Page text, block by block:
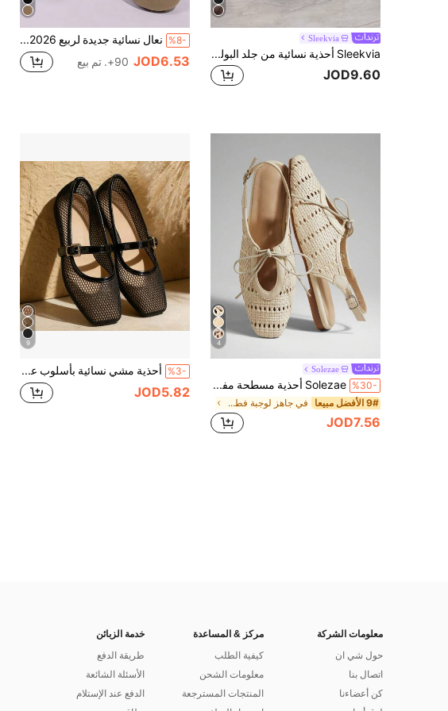
Sleekvia
Sleekvia أحذية نسائية من جلد البولي يوريثان بتصميم إبزيم، مناسبة للمكتب والتسوق والتنقل والارتداء اليومي
JOD9.60
%8- نعال نسائية جديدة لربيع 2026 بنعل سميك، قابلة للارتداء بدون رباط، مغلقة الأصابع، بتصميم فضفاض
JOD6.53 90+. تم بيع
4
Solezae
%30- Solezae أحذية مسطحة مفرغة لون أحادي صيفي
9# الأفضل مبيعا في جاهز لوجبة فطور متأخرة أحذية
JOD7.56
9
%3- أحذية مشي نسائية بأسلوب عملي مع تصميم إبزيم، أحذية مسطحة للربيع والخريف، أسلوب جديد للتنسيق مع سراويل البدلة والقمصان والسترات والسراويل الواسعة، متعددة الاستخدامات وأنيقة لمكان العمل والاستخدام اليومي والاجتماعات وزيارات العملاء
JOD5.82
معلومات الشركة
حول شي ان
اتصال بنا
كن أعضاءنا
مركز & المساعدة
كيفية الطلب
معلومات الشحن
المنتجات المسترجعة
خدمة الزبائن
طريقة الدفع
الأسئلة الشائعة
الدفع عند الإستلام